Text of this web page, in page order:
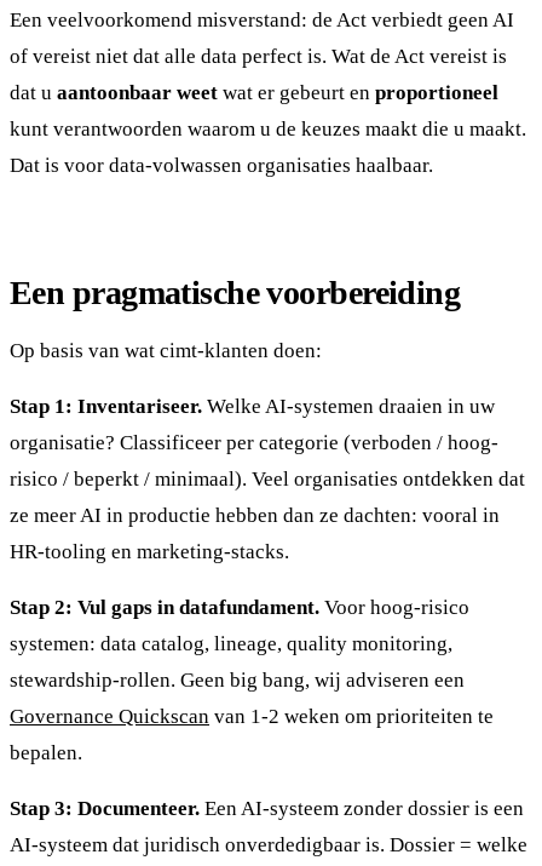
Een veelvoorkomend misverstand: de Act verbiedt geen AI
of vereist niet dat alle data perfect is. Wat de Act vereist is
dat u aantoonbaar weet wat er gebeurt en proportioneel
kunt verantwoorden waarom u de keuzes maakt die u maakt.
Dat is voor data-volwassen organisaties haalbaar.
Een pragmatische voorbereiding
Op basis van wat cimt-klanten doen:
Stap 1: Inventariseer. Welke AI-systemen draaien in uw
organisatie? Classificeer per categorie (verboden / hoog-
risico / beperkt / minimaal). Veel organisaties ontdekken dat
ze meer AI in productie hebben dan ze dachten: vooral in
HR-tooling en marketing-stacks.
Stap 2: Vul gaps in datafundament. Voor hoog-risico
systemen: data catalog, lineage, quality monitoring,
stewardship-rollen. Geen big bang, wij adviseren een
Governance Quickscan van 1-2 weken om prioriteiten te
bepalen.
Stap 3: Documenteer. Een AI-systeem zonder dossier is een
AI-systeem dat juridisch onverdedigbaar is. Dossier = welke